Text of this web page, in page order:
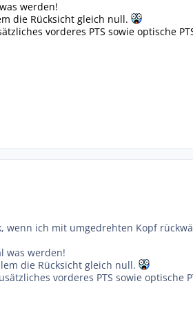
werden!
die Rücksicht gleich null.
vorderes PTS sowie optische
wenn ich mit umgedrehten Kopf
was werden!
die Rücksicht gleich null.
vorderes PTS sowie optische